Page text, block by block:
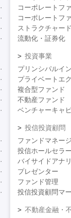
コーポレートフ
コーポレートフ
ストラクチャー
流動化・証券化
投資事業
プリンシパルイ
プライベートエ
複合型ファンド
不動産ファンド
ベンチャーキャ
投信投資顧問
ファンドマネー
投信ホールセラー
バイサイドアナ
プレゼンター
ファンド管理
投信投資顧問マ
不動産金融・